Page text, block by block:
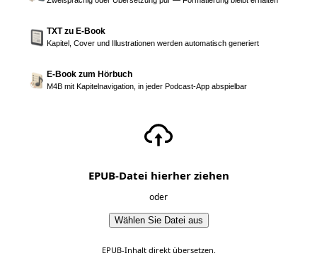
TXT zu E-Book
Kapitel, Cover und Illustrationen werden automatisch generiert
E-Book zum Hörbuch
M4B mit Kapitelnavigation, in jeder Podcast-App abspielbar
EPUB-Datei hierher ziehen
oder
Wählen Sie Datei aus
EPUB-Inhalt direkt übersetzen.